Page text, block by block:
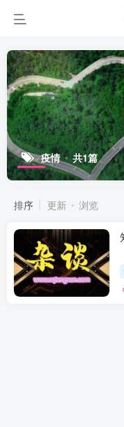
疫情 共1篇
排序 更新 浏览